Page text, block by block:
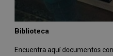
Biblioteca
Encuentra aquí documentos